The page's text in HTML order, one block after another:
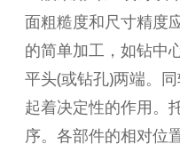
面粗糙度和尺寸精度
的简单加工，如钻中
平头(或钻孔)两端。
起着决定性的作用。
序。各部件的相对位